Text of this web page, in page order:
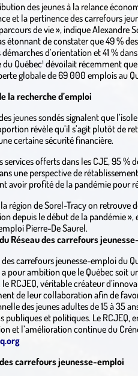
des jeunes à la relance
et la pertinence des carrefours
de vie », indique Alexandre
étonnant de constater que 49 %
d’orientation et 41 %
Québec¹ dévoilait récemment
globale de 69 000 emplois au
la recherche d’emploi
jeunes sondés signalent que
révèle qu’il s’agit plutôt de
certaine sécurité financière.
services offerts dans les CJE, 95 %
une perspective de
avoir profité de la pandémie pour
région de Sorel-Tracy on retrouve
depuis le début de la pandémie
Pierre-De Saurel.
Réseau des carrefours
des carrefours jeunesse-emploi du
a pour ambition que le Québec soit
le RCJEQ, véritable créateur
de leur collaboration afin de
des jeunes adultes de 15 à 35
publiques et politiques. Le RCJEQ,
et l’amélioration continue du
carrefours jeunesse-emploi